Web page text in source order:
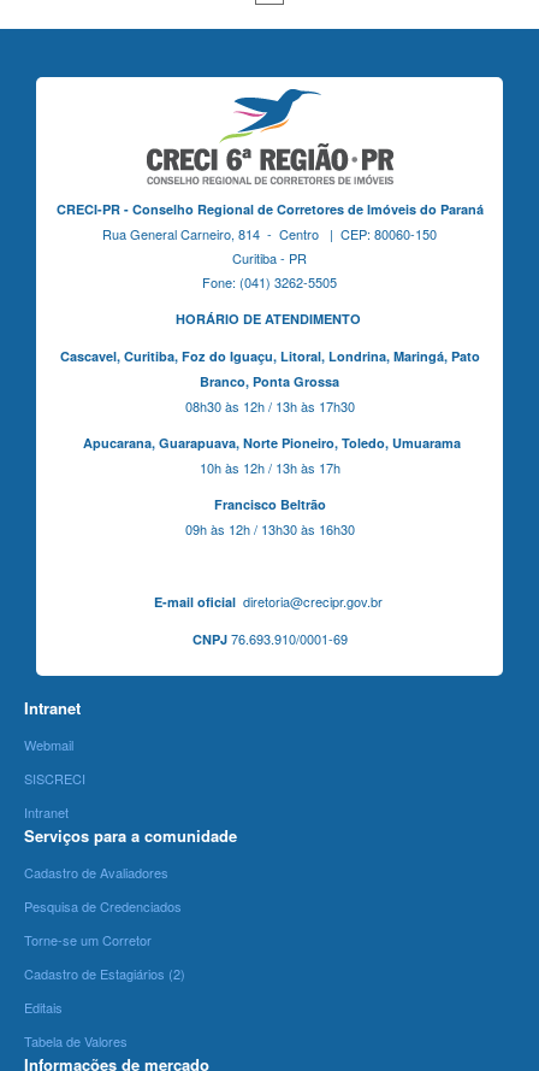
CRECI-PR - Conselho Regional de Corretores de Imóveis do Paraná
Rua General Carneiro, 814 - Centro | CEP: 80060-150
Curitiba - PR
Fone: (041) 3262-5505
HORÁRIO DE ATENDIMENTO
Cascavel, Curitiba,Foz do Iguaçu, Litoral, Londrina, Maringá, Pato
Branco, Ponta Grossa
08h30 às 12h / 13h às 17h30
Apucarana, Guarapuava, Norte Pioneiro, Toledo, Umuarama
10h às 12h / 13h às 17h
Francisco Beltrão
09h às 12h / 13h30 às 16h30
E-mail oficialdiretoria@crecipr.gov.br
CNPJ76.693.910/0001-69
Intranet
Webmail
SISCRECI
Intranet
Serviços para a comunidade
Cadastro de Avaliadores
Pesquisa de Credenciados
Torne-se um Corretor
Cadastro de Estagiários (2)
Editais
Tabela de Valores
Informações de mercado